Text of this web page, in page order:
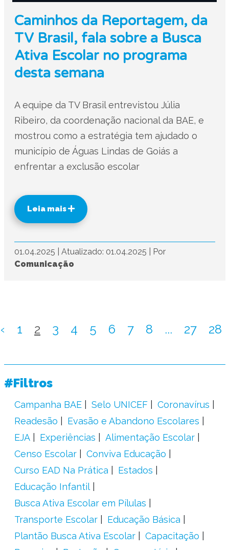
Caminhos da Reportagem, da
TV Brasil, fala sobre a Busca
Ativa Escolar no programa
desta semana
A equipe da TV Brasil entrevistou Júlia
Ribeiro, da coordenação nacional da BAE, e
mostrou como a estratégia tem ajudado o
município de Águas Lindas de Goiás a
enfrentar a exclusão escolar
Leia mais
01.04.2025 Atualizado: 01.04.2025
Por
Comunicação
‹ 1 2 3 4 5 6 7 8 ... 27 28
#Filtros
Campanha BAE Selo UNICEF
Coronavírus
Readesão
Evasão e Abandono Escolares
EJA
Experiências
Alimentação Escolar
Censo Escolar
Conviva Educação
Curso EAD Na Prática
Estados
Educação Infantil
Busca Ativa Escolar em Pílulas
Transporte Escolar
Educação Básica
Plantão Busca Ativa Escolar
Capacitação